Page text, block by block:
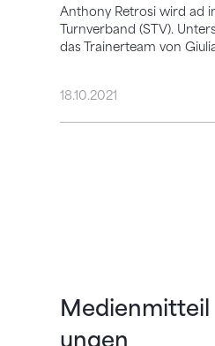
Anthony Retrosi wird ad
Turnverband (STV).
das Trainerteam von
18.10.2021
Medienmitteil
ungen